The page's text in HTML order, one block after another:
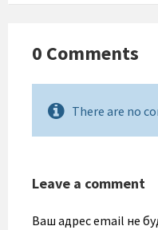
0 Comments
There are no
Leave a comment
Ваш адрес email не